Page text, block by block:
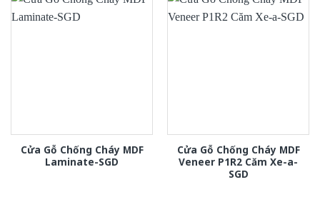
Cửa Gỗ Chống Cháy MDF
Laminate-SGD
Cửa Gỗ Chống Cháy MDF
Veneer P1R2 Căm Xe-a-
SGD